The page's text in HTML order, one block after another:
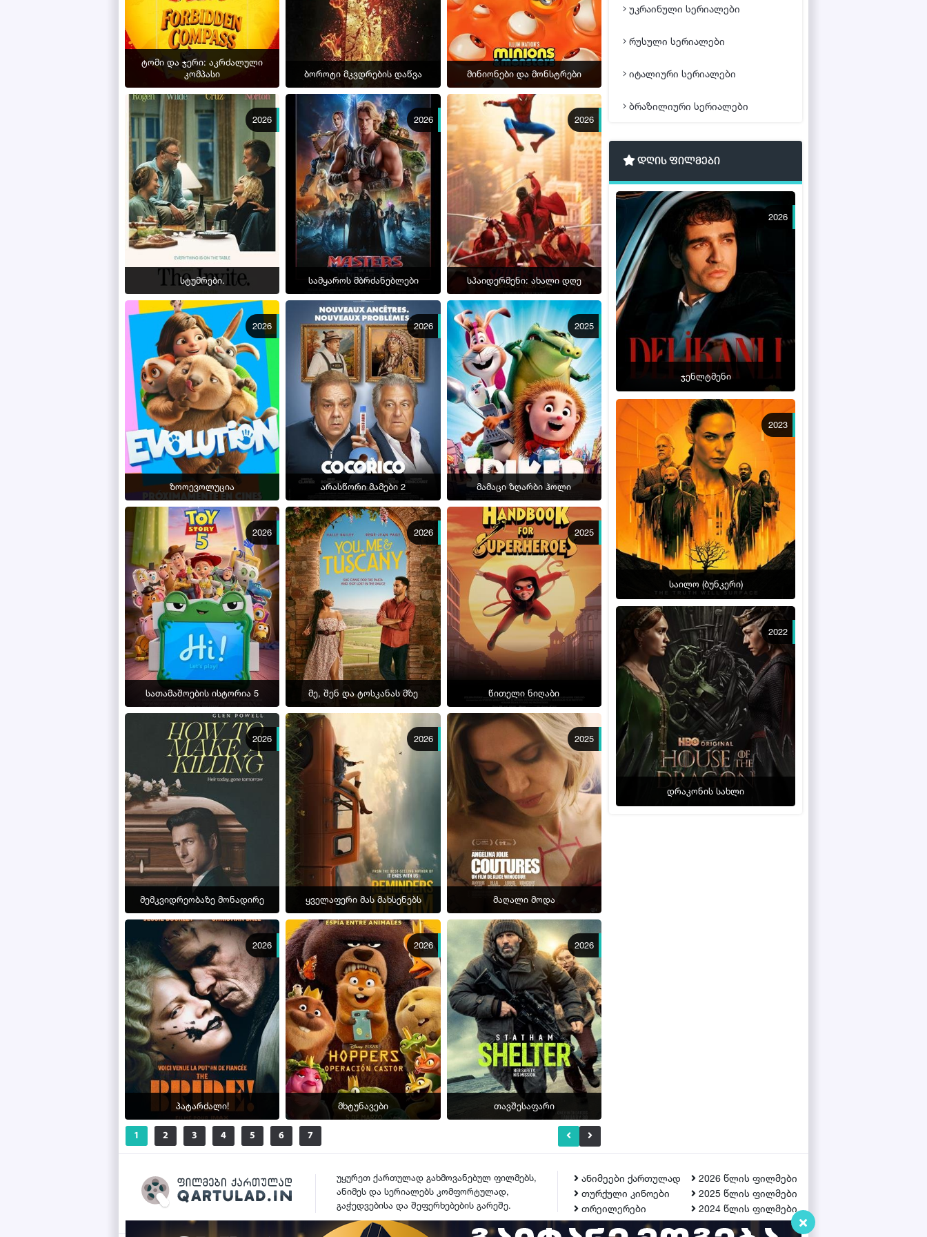
ტომი და ჯერი: აკრძალული
კომპასი
ბოროტი მკვდრების დაწვა მინიონები და მონსტრები
2026
სტუმრები.
2026
სამყაროს მბრძანებლები
2026
სპაიდერმენი: ახალი დღე
2026
ზოოევოლუცია
2026
არასწორი მამები 2
2025
მამაცი ზღარბი ჰოლი
2026
სათამაშოების ისტორია 5
2026
მე, შენ და ტოსკანას მზე
2025
წითელი ნიღაბი
2026
მემკვიდრეობაზე მონადირე
2026
ყველაფერი მას მახსენებს
2025
მაღალი მოდა
2026
პატარძალი!
2026
მხტუნავები
2026
თავშესაფარი
1 2 3 4 5 6 7
უკრაინული სერიალები
რუსული სერიალები
იტალიური სერიალები
ბრაზილიური სერიალები
დღის ფილმები
2026
ჯენლტმენი
2023
საილო (ბუნკერი)
2022
დრაკონის სახლი
უყურეთ ქართულად გახმოვანებულ ფილმებს,
ანიმეს და სერიალებს კომფორტულად,
გაჭედვებისა და შეფერხებების გარეშე.
ანიმეები ქართულად
თურქული კინოები
თრეილერები
2026 წლის ფილმები
2025 წლის ფილმები
2024 წლის ფილმები